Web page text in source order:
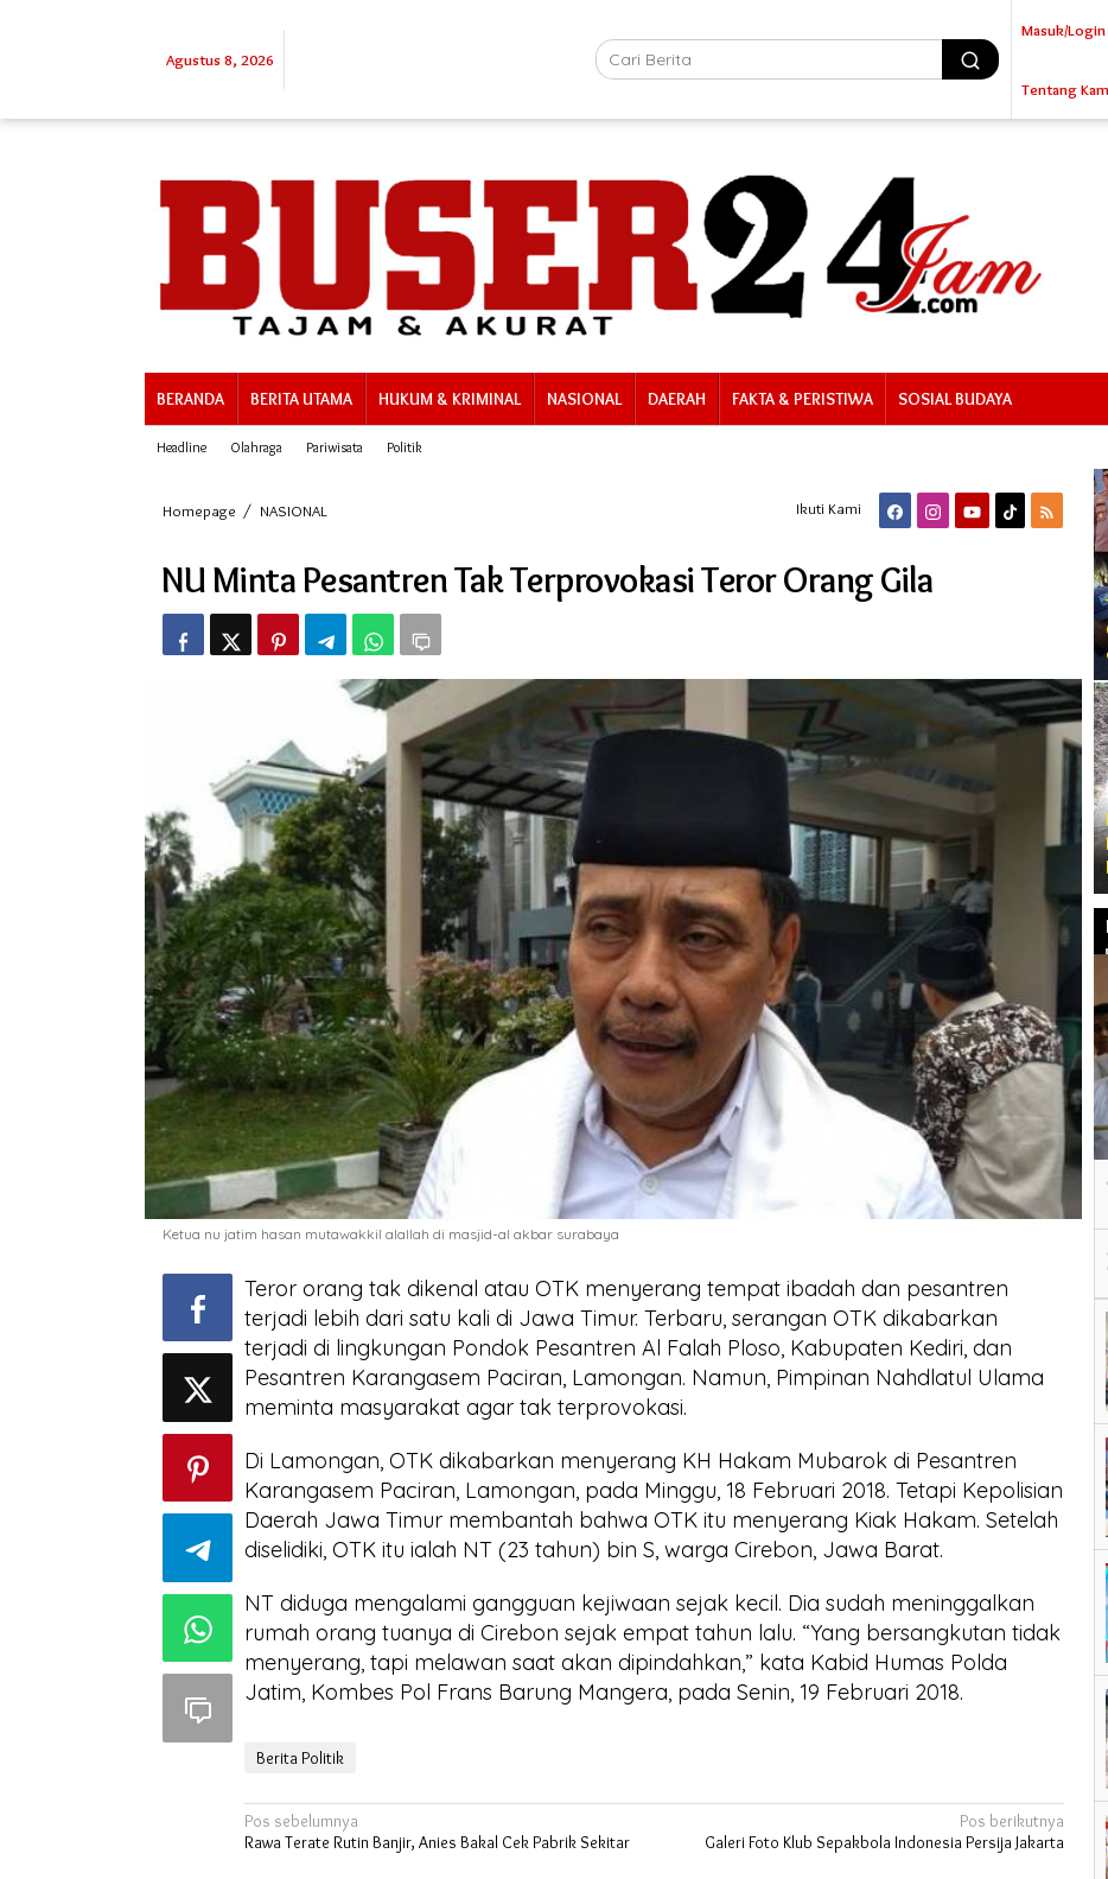
Agustus 8, 2026
Masuk/Login
Tentang
BERANDA BERITA UTAMA HUKUM & KRIMINAL NASIONAL DAERAH FAKTA & PERISTIWA SOSIAL BUDAYA
Headline Olahraga Pariwisata Politik
Homepage / NASIONAL
Tak
Terprovokasi
Teror
Orang
Gila
Ikuti Kami
NU Minta Pesantren Tak Terprovokasi Teror Orang Gila
Ketua nu jatim hasan mutawakkil alallah di masjid-al akbar surabaya
Teror orang tak dikenal atau OTK menyerang tempat ibadah dan pesantren
terjadi lebih dari satu kali di Jawa Timur. Terbaru, serangan OTK dikabarkan
terjadi di lingkungan Pondok Pesantren Al Falah Ploso, Kabupaten Kediri, dan
Pesantren Karangasem Paciran, Lamongan. Namun, Pimpinan Nahdlatul Ulama
meminta masyarakat agar tak terprovokasi.
Di Lamongan, OTK dikabarkan menyerang KH Hakam Mubarok di Pesantren
Karangasem Paciran, Lamongan, pada Minggu, 18 Februari 2018. Tetapi Kepolisian
Daerah Jawa Timur membantah bahwa OTK itu menyerang Kiak Hakam. Setelah
diselidiki, OTK itu ialah NT (23 tahun) bin S, warga Cirebon, Jawa Barat.
NT diduga mengalami gangguan kejiwaan sejak kecil. Dia sudah meninggalkan
rumah orang tuanya di Cirebon sejak empat tahun lalu. “Yang bersangkutan tidak
menyerang, tapi melawan saat akan dipindahkan,” kata Kabid Humas Polda
Jatim, Kombes Pol Frans Barung Mangera, pada Senin, 19 Februari 2018.
Berita Politik
Navigasi
pos
Pos sebelumnya
Rawa Terate Rutin Banjir, Anies Bakal Cek Pabrik Sekitar
Pos berikutnya
Galeri Foto Klub Sepakbola Indonesia Persija Jakarta